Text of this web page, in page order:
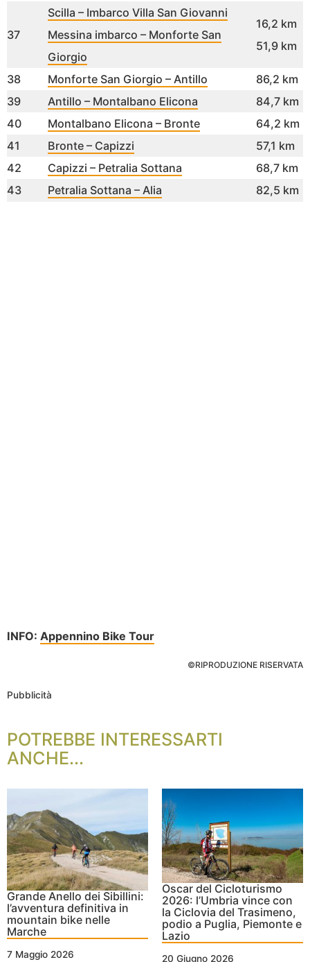
37
Scilla – Imbarco Villa San Giovanni
Messina imbarco – Monforte San
Giorgio
16,2 km
51,9 km
38 Monforte San Giorgio – Antillo
86,2 km
39
Antillo – Montalbano Elicona
84,7 km
40
Montalbano Elicona – Bronte
64,2 km
41
Bronte – Capizzi
57,1 km
42
Capizzi – Petralia Sottana
68,7 km
43
Petralia Sottana – Alia 82,5 km
INFO: Appennino Bike Tour
©RIPRODUZIONE RISERVATA
Pubblicità
POTREBBE INTERESSARTI
ANCHE...
Grande Anello dei Sibillini:
l’avventura definitiva in
mountain bike nelle
Marche
7 Maggio 2026
Oscar del Cicloturismo
2026: l’Umbria vince con
la Ciclovia del Trasimeno,
podio a Puglia, Piemonte e
Lazio
20 Giugno 2026